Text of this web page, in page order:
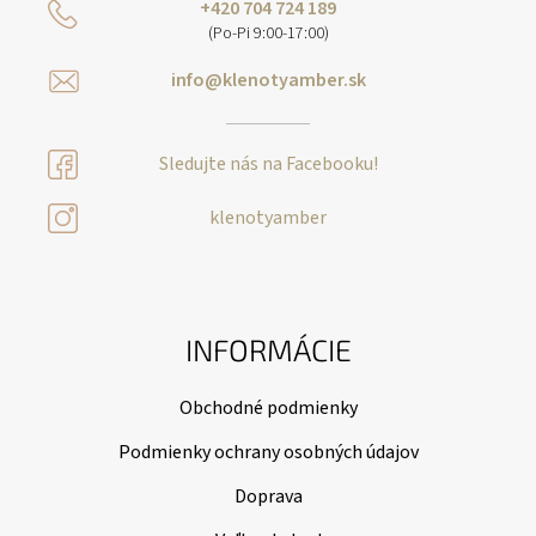
+420 704 724 189
(Po-Pi 9:00-17:00)
info@klenotyamber.sk
Sledujte nás na Facebooku!
klenotyamber
INFORMÁCIE
Obchodné podmienky
Podmienky ochrany osobných údajov
Doprava